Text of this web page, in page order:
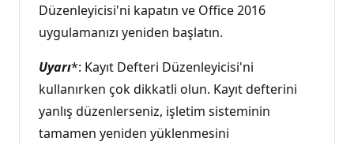
Düzenleyicisi'ni kapatın ve Office 2016
uygulamanızı yeniden başlatın.
Uyarı*: Kayıt Defteri Düzenleyicisi'ni
kullanırken çok dikkatli olun. Kayıt defterini
yanlış düzenlerseniz, işletim sisteminin
tamamen yeniden yüklenmesini